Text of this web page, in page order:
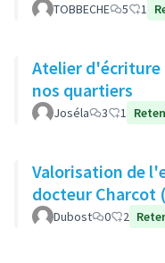
TOBBECHE 5 1
Atelier d'écriture
nos quartiers
Joséla 3 1
Valorisation de
docteur Charcot
Dubost 0 2